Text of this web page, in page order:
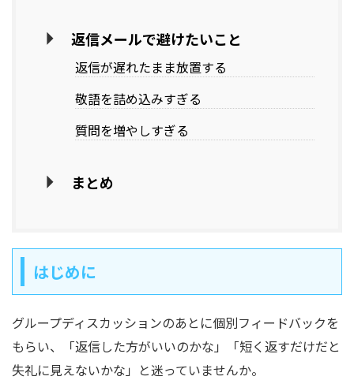
返信メールで避けたいこと
返信が遅れたまま放置する
敬語を詰め込みすぎる
質問を増やしすぎる
まとめ
はじめに
グループディスカッションのあとに個別フィードバックを
もらい、「返信した方がいいのかな」「短く返すだけだと
失礼に見えないかな」と迷っていませんか。